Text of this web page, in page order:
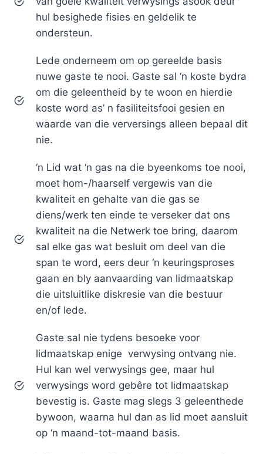
hul besighede fisies en geldelik te
ondersteun.
Lede onderneem om op gereelde basis
nuwe gaste te nooi. Gaste sal ‘n koste bydra
om die geleentheid by te woon en hierdie
koste word as’ n fasiliteitsfooi gesien en
waarde van die verversings alleen bepaal dit
nie.
‘n Lid wat ‘n gas na die byeenkoms toe nooi,
moet hom-/haarself vergewis van die
kwaliteit en gehalte van die gas se
diens/werk ten einde te verseker dat ons
kwaliteit na die Netwerk toe bring, daarom
sal elke gas wat besluit om deel van die
span te word, eers deur ‘n keuringsproses
gaan en bly aanvaarding van lidmaatskap
die uitsluitlike diskresie van die bestuur
en/of lede.
Gaste sal nie tydens besoeke voor
lidmaatskap enige verwysing ontvang nie.
Hul kan wel verwysings gee, maar hul
verwysings word gebêre tot lidmaatskap
bevestig is. Gaste mag slegs 3 geleenthede
bywoon, waarna hul dan as lid moet aansluit
op ‘n maand-tot-maand basis.